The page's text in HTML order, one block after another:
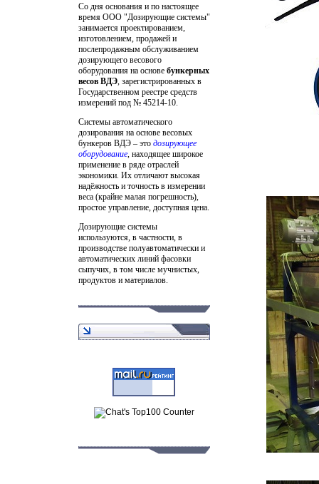
Со дня основания и по настоящее
время ООО "Дозирующие системы"
занимается проектированием,
изготовлением, продажей и
послепродажным обслуживанием
дозирующего весового
оборудования на основе бункерных
весов ВДЭ, зарегистрированных в
Государственном реестре средств
измерений под № 45214-10.
Системы автоматического
дозирования на основе весовых
бункеров ВДЭ – это дозирующее
оборудование, находящее широкое
применение в ряде отраслей
экономики. Их отличают высокая
надёжность и точность в измерении
веса (крайне малая погрешность),
простое управление, доступная цена.
Дозирующие системы
используются, в частности, в
производстве полуавтоматически и
автоматических линий фасовки
сыпучих, в том числе мучнистых,
продуктов и материалов.